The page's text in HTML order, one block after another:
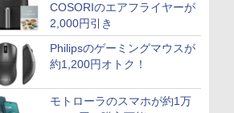
COSORIのエアフライヤーが
2,000円引き
Philipsのゲーミングマウスが
約1,200円オトク！
モトローラのスマホが約1万